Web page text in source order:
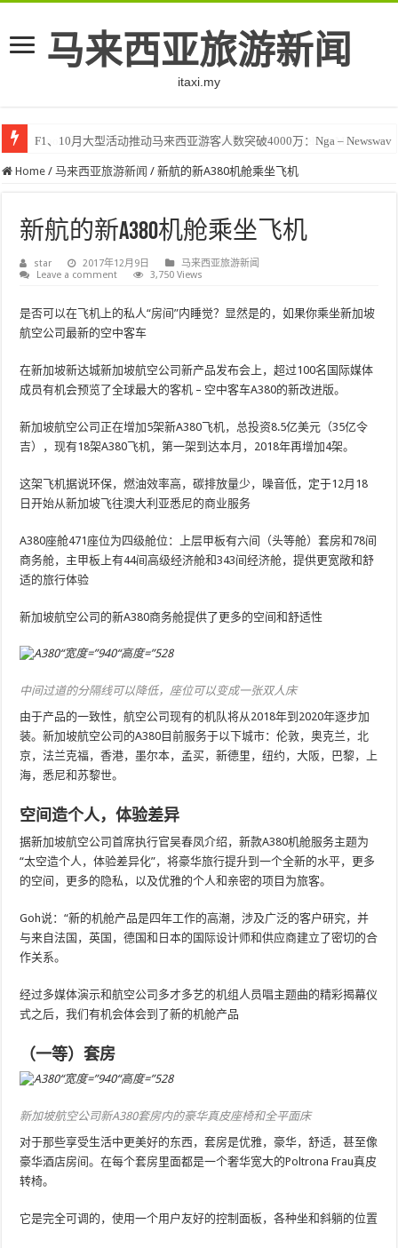
马来西亚旅游新闻
itaxi.my
F1、10月大型活动推动马来西亚游客人数突破4000万：Nga – Newswav
Klook客路将印度和中东创作者聚集在马来西亚 – TravelBiz Monitor
Home / 马来西亚旅游新闻 / 新航的新A380机舱乘坐飞机
新航的新A380机舱乘坐飞机
star 2017年12月9日
马来西亚旅游新闻
Leave a comment
3,750 Views
是否可以在飞机上的私人“房间”内睡觉？显然是的，如果你乘坐新加坡
航空公司最新的空中客车
在新加坡新达城新加坡航空公司新产品发布会上，超过100名国际媒体
成员有机会预览了全球最大的客机 – 空中客车A380的新改进版。
新加坡航空公司正在增加5架新A380飞机，总投资8.5亿美元（35亿令
吉），现有18架A380飞机，第一架到达本月，2018年再增加4架。
这架飞机据说环保，燃油效率高，碳排放量少，噪音低，定于12月18
日开始从新加坡飞往澳大利亚悉尼的商业服务
A380座舱471座位为四级舱位：上层甲板有六间（头等舱）套房和78间
商务舱，主甲板上有44间高级经济舱和343间经济舱，提供更宽敞和舒
适的旅行体验
新加坡航空公司的新A380商务舱提供了更多的空间和舒适性
中间过道的分隔线可以降低，座位可以变成一张双人床
由于产品的一致性，航空公司现有的机队将从2018年到2020年逐步加
装。新加坡航空公司的A380目前服务于以下城市：伦敦，奥克兰，北
京，法兰克福，香港，墨尔本，孟买，新德里，纽约，大阪，巴黎，上
海，悉尼和苏黎世。
空间造个人，体验差异
据新加坡航空公司首席执行官吴春凤介绍，新款A380机舱服务主题为
“太空造个人，体验差异化”，将豪华旅行提升到一个全新的水平，更多
的空间，更多的隐私，以及优雅的个人和亲密的项目为旅客。
Goh说：“新的机舱产品是四年工作的高潮，涉及广泛的客户研究，并
与来自法国，英国，德国和日本的国际设计师和供应商建立了密切的合
作关系。
经过多媒体演示和航空公司多才多艺的机组人员唱主题曲的精彩揭幕仪
式之后，我们有机会体会到了新的机舱产品
（一等）套房
新加坡航空公司新A380套房内的豪华真皮座椅和全平面床
对于那些享受生活中更美好的东西，套房是优雅，豪华，舒适，甚至像
豪华酒店房间。在每个套房里面都是一个奢华宽大的Poltrona Frau真皮
转椅。
它是完全可调的，使用一个用户友好的控制面板，各种坐和斜躺的位置